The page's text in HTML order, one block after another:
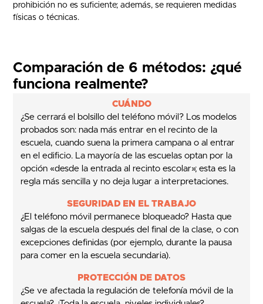
prohibición no es suficiente; además, se requieren medidas
físicas o técnicas.
Comparación de 6 métodos: ¿qué
funciona realmente?
CUÁNDO
¿Se cerrará el bolsillo del teléfono móvil? Los modelos
probados son: nada más entrar en el recinto de la
escuela, cuando suena la primera campana o al entrar
en el edificio. La mayoría de las escuelas optan por la
opción «desde la entrada al recinto escolar»; esta es la
regla más sencilla y no deja lugar a interpretaciones.
SEGURIDAD EN EL TRABAJO
¿El teléfono móvil permanece bloqueado? Hasta que
salgas de la escuela después del final de la clase, o con
excepciones definidas (por ejemplo, durante la pausa
para comer en la escuela secundaria).
PROTECCIÓN DE DATOS
¿Se ve afectada la regulación de telefonía móvil de la